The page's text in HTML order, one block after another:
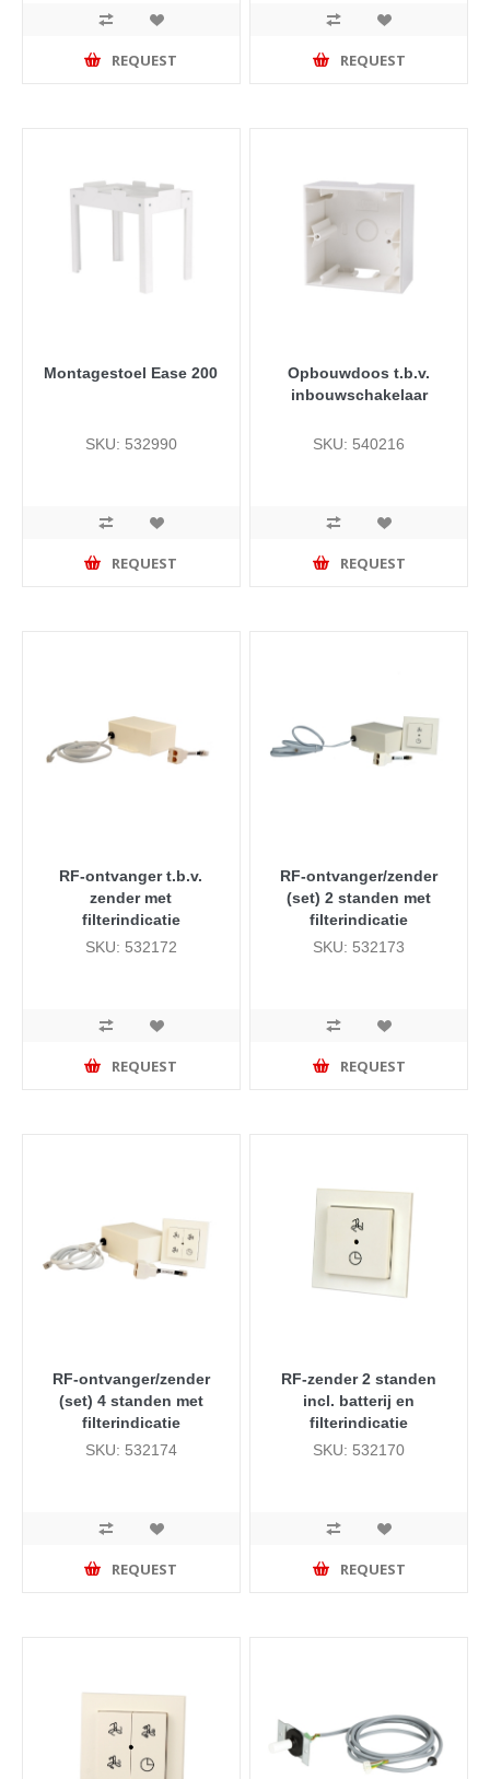
REQUEST REQUEST
Montagestoel Ease 200
SKU: 532990
REQUEST
Opbouwdoos t.b.v.
inbouwschakelaar
SKU: 540216
REQUEST
RF-ontvanger t.b.v.
zender met
filterindicatie
SKU: 532172
REQUEST
RF-ontvanger/zender
(set) 2 standen met
filterindicatie
SKU: 532173
REQUEST
RF-ontvanger/zender
(set) 4 standen met
filterindicatie
SKU: 532174
REQUEST
RF-zender 2 standen
incl. batterij en
filterindicatie
SKU: 532170
REQUEST